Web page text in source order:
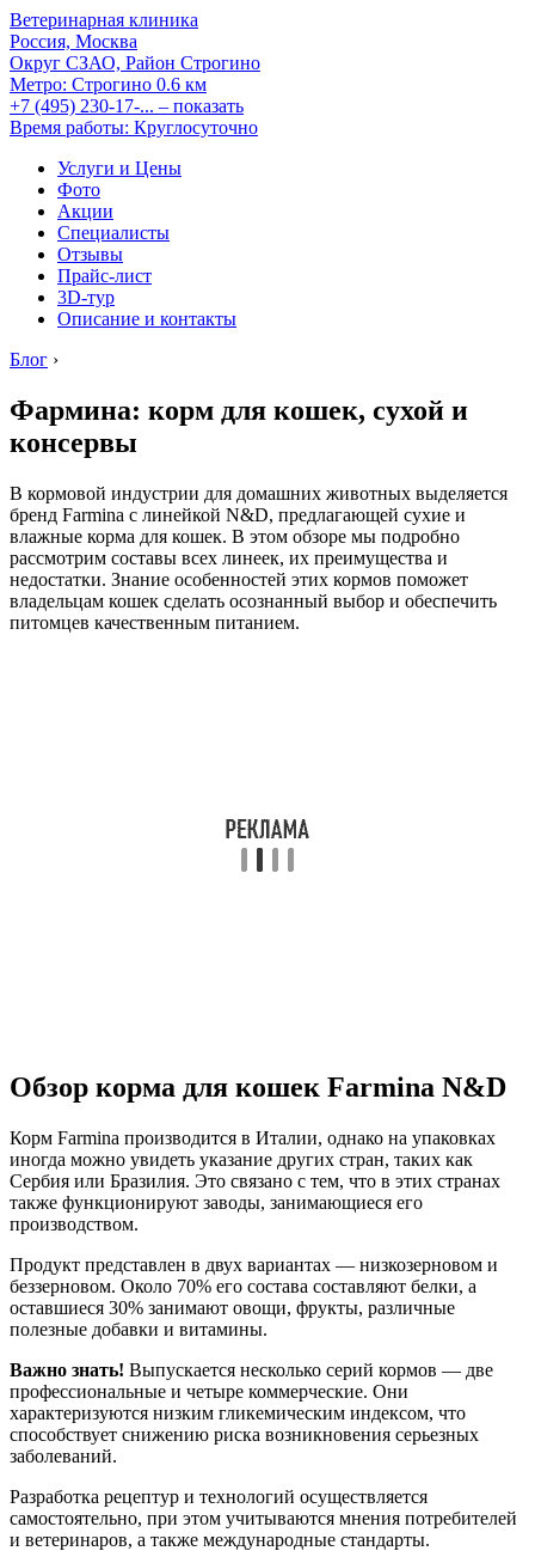
Ветеринарная клиника
Россия, Москва
Округ СЗАО, Район Строгино
Метро: Строгино 0.6 км
+7 (495) 230-17-... – показать
Время работы: Круглосуточно
Услуги и Цены
Фото
Акции
Специалисты
Отзывы
Прайс-лист
3D-тур
Описание и контакты
Блог ›
Фармина: корм для кошек, сухой и
консервы
В кормовой индустрии для домашних животных выделяется
бренд Farmina с линейкой N&D, предлагающей сухие и
влажные корма для кошек. В этом обзоре мы подробно
рассмотрим составы всех линеек, их преимущества и
недостатки. Знание особенностей этих кормов поможет
владельцам кошек сделать осознанный выбор и обеспечить
питомцев качественным питанием.
Обзор корма для кошек Farmina N&D
Корм Farmina производится в Италии, однако на упаковках
иногда можно увидеть указание других стран, таких как
Сербия или Бразилия. Это связано с тем, что в этих странах
также функционируют заводы, занимающиеся его
производством.
Продукт представлен в двух вариантах — низкозерновом и
беззерновом. Около 70% его состава составляют белки, а
оставшиеся 30% занимают овощи, фрукты, различные
полезные добавки и витамины.
Важно знать! Выпускается несколько серий кормов — две
профессиональные и четыре коммерческие. Они
характеризуются низким гликемическим индексом, что
способствует снижению риска возникновения серьезных
заболеваний.
Разработка рецептур и технологий осуществляется
самостоятельно, при этом учитываются мнения потребителей
и ветеринаров, а также международные стандарты.